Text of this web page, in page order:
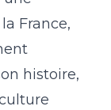
France,
histoire,